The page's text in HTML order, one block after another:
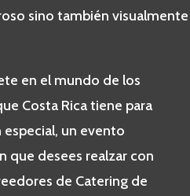
sino también visualmente
en el mundo de los
Costa Rica tiene para
especial, un evento
que desees realzar con
de Catering de